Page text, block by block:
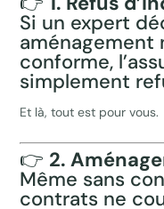
Si un expert
aménagement
conforme,
simplement
Et là, tout est pour vous.
👉 2.
Même sans
contrats ne